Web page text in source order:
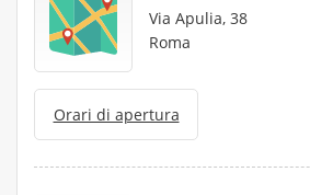
Via Apulia, 38
Roma
Orari di apertura